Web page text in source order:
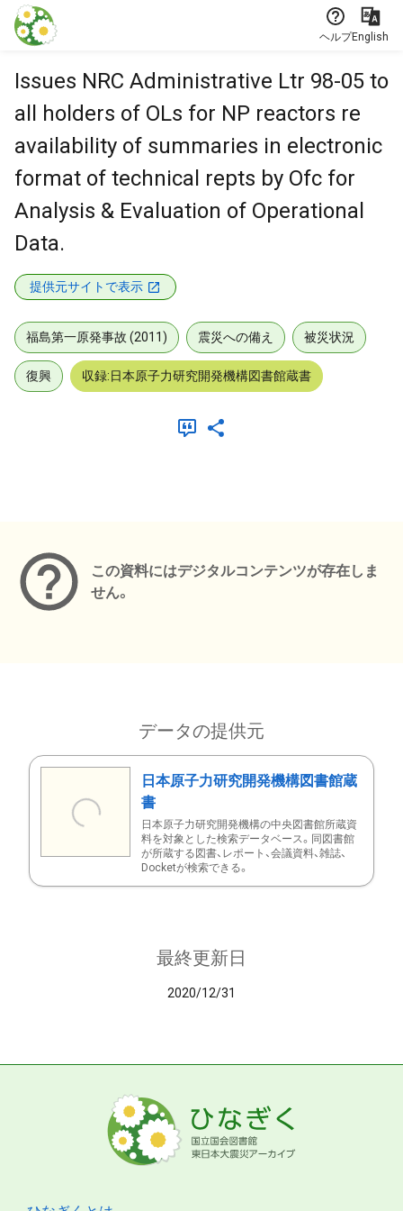
本文に飛ぶ
ヘルプEnglish
Issues NRC Administrative Ltr 98-05 to
all holders of OLs for NP reactors re
availability of summaries in electronic
format of technical repts by Ofc for
Analysis & Evaluation of Operational
Data.
提供元サイトで表示
福島第一原発事故 (2011) 震災への備え 被災状況
復興 収録:日本原子力研究開発機構図書館蔵書
この資料にはデジタルコンテンツが存在しま
せん。
データの提供元
日本原子力研究開発機構図書館蔵
書
日本原子力研究開発機構の中央図書館所蔵資
料を対象とした検索データベース。同図書館
が所蔵する図書、レポート、会議資料、雑誌、
Docketが検索できる。
最終更新日
2020/12/31